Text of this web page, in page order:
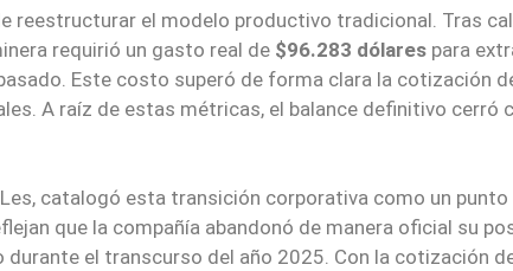
reestructurar el modelo productivo tradicional. Tras
requirió un gasto real de $96.283 dólares para
Este costo superó de forma clara la cotización
A raíz de estas métricas, el balance definitivo cerró
catalogó esta transición corporativa como un punto
que la compañía abandonó de manera oficial su
el transcurso del año 2025. Con la cotización